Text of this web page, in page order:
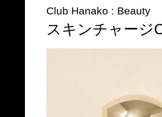
Club Hanako : Beauty
スキンチャージ